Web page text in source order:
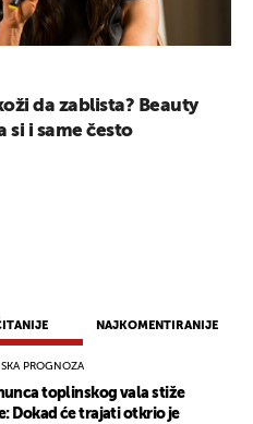
NAJKOMENTIRANIJE
PROGNOZA
toplinskog vala stiže
Dokad će trajati otkrio je
da zablista? Beauty
i same često